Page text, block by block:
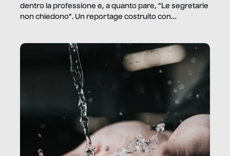
dentro la professione e, a quanto pare, “Le segretarie
non chiedono”. Un reportage costruito con